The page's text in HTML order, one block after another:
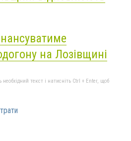
на Лозівщині
текст і натисніть Ctrl + Enter, щоб